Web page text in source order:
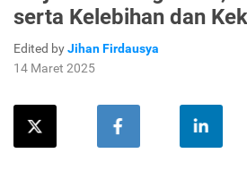
serta Kelebihan dan
Edited byJihan Firdausya
14 Maret 2025